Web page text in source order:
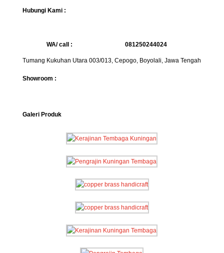
Hubungi Kami :
WA/ call : 081250244024
Tumang Kukuhan Utara 003/013, Cepogo, Boyolali, Jawa Tengah
Showroom :
Galeri Produk